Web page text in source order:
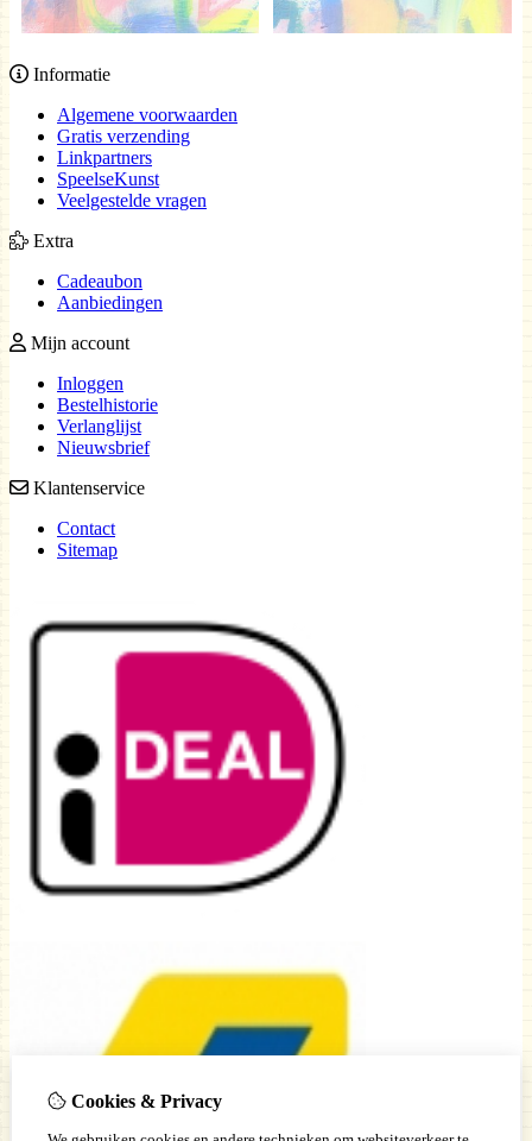
Informatie
Algemene voorwaarden
Gratis verzending
Linkpartners
SpeelseKunst
Veelgestelde vragen
Extra
Cadeaubon
Aanbiedingen
Mijn account
Inloggen
Bestelhistorie
Verlanglijst
Nieuwsbrief
Klantenservice
Contact
Sitemap
Cookies & Privacy